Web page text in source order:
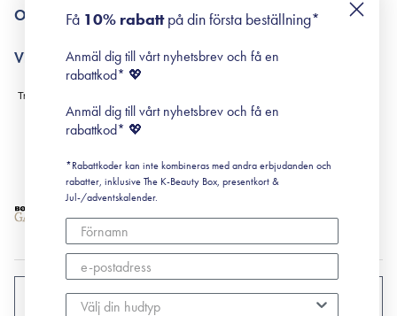
Retinol för nybörjare
Om Surisuri
Black Friday
Villkor
Leverans & Retur
Köpvillkor
Prenumerationsvillkor
Cookiepolicy
SVERIGE
Få 10% rabattpå din första beställning*
Anmäl dig till vårt nyhetsbrev och få en
rabattkod* 💖
Anmäl dig till vårt nyhetsbrev och få en
rabattkod* 💖
*Rabattkoder kan inte kombineras med andra erbjudanden och
rabatter, inklusive The K-Beauty Box, presentkort &
Jul-/adventskalender.